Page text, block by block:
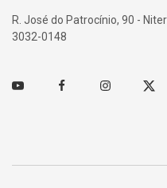
R. José do Patrocínio, 90 -
3032-0148
Youtube FacebookInstagram